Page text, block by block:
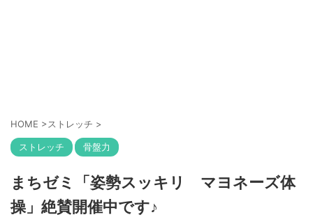
HOME >ストレッチ >
ストレッチ 骨盤力
まちゼミ「姿勢スッキリ マヨネーズ体
操」絶賛開催中です♪